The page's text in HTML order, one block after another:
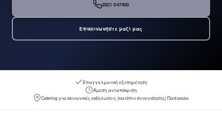
2821 047400
Επικοινωνήστε μαζί μας
Επαγγελματική εξυπηρέτηση
Άμεση ανταπόκριση
Catering για κοινωνικές εκδηλώσεις (κατόπιν συνεννόησης) Πασακάκι